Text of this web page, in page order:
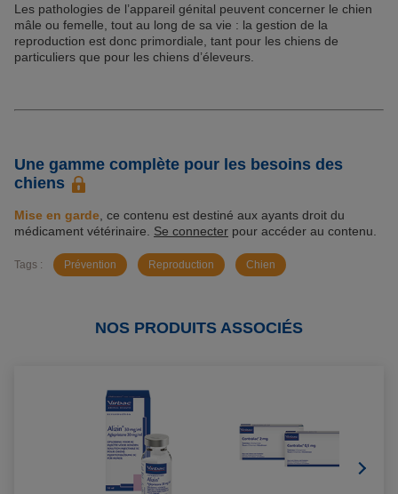
Les pathologies de l’appareil génital peuvent concerner le chien
mâle ou femelle, tout au long de sa vie : la gestion de la
reproduction est donc primordiale, tant pour les chiens de
particuliers que pour les chiens d’éleveurs.
Une gamme complète pour les besoins des
chiens
Mise en garde , ce contenu est destiné aux ayants droit du
médicament vétérinaire. Se connecter pour accéder au contenu.
Tags : Prévention Reproduction Chien
NOS PRODUITS ASSOCIÉS